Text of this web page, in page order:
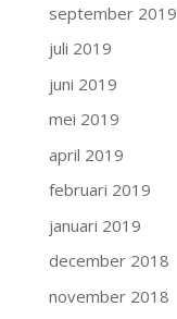
september 2019
juli 2019
juni 2019
mei 2019
april 2019
februari 2019
januari 2019
december 2018
november 2018